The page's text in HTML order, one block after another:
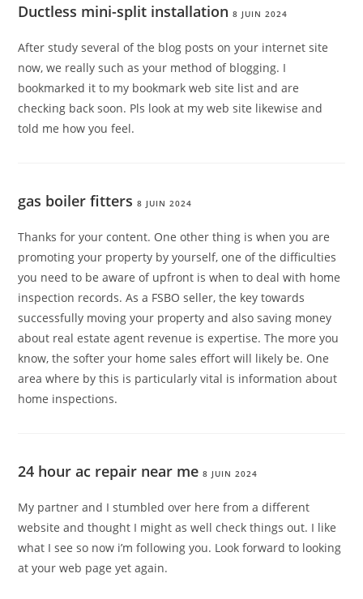
Ductless mini-split installation 8 JUIN 2024
After study several of the blog posts on your internet site
now, we really such as your method of blogging. I
bookmarked it to my bookmark web site list and are
checking back soon. Pls look at my web site likewise and
told me how you feel.
gas boiler fitters 8 JUIN 2024
Thanks for your content. One other thing is when you are
promoting your property by yourself, one of the difficulties
you need to be aware of upfront is when to deal with home
inspection records. As a FSBO seller, the key towards
successfully moving your property and also saving money
about real estate agent revenue is expertise. The more you
know, the softer your home sales effort will likely be. One
area where by this is particularly vital is information about
home inspections.
24 hour ac repair near me 8 JUIN 2024
My partner and I stumbled over here from a different
website and thought I might as well check things out. I like
what I see so now i’m following you. Look forward to looking
at your web page yet again.